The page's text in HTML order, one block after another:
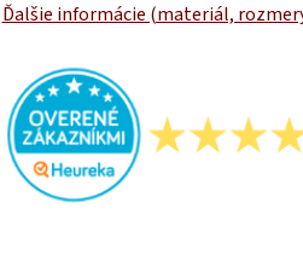
Ďalšie informácie (materiál,